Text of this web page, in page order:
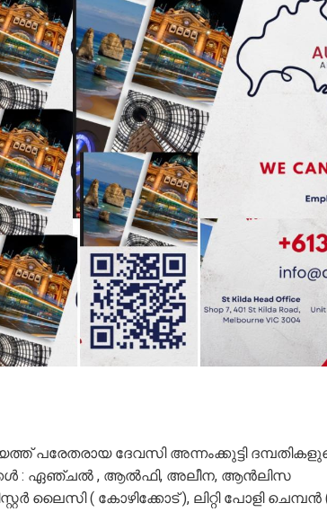
പരേതരായ ദേവസി അന്നംക്കുട്ടി
: ഏഞ്ചൽ , ആൽഫി, അലീന, ആൻലിസ
ലൈസി ( കോഴിക്കോട് ), ലിറ്റി പോളി ചെമ്പൻ